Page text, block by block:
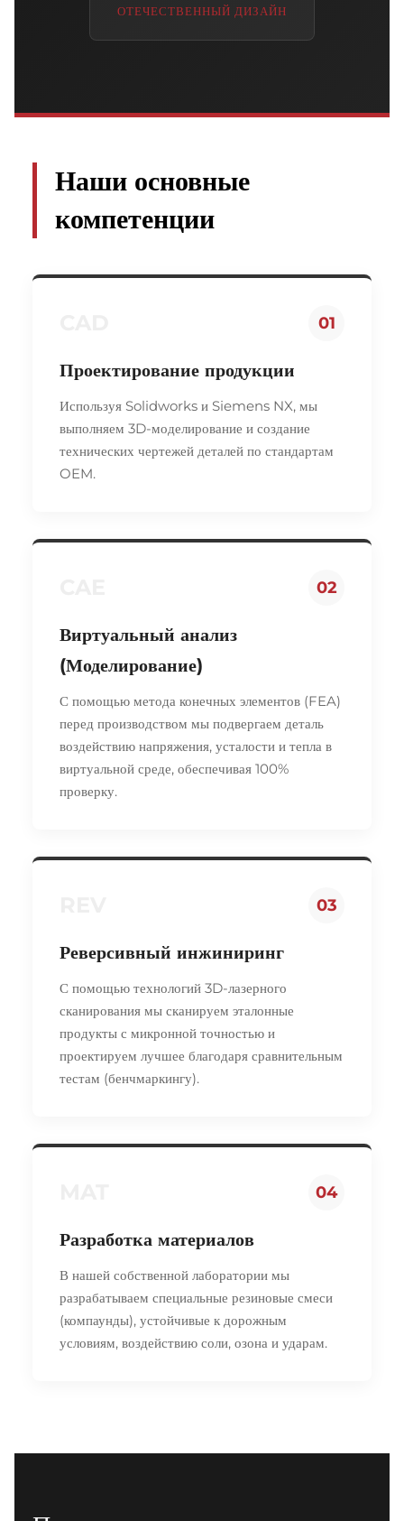
ОТЕЧЕСТВЕННЫЙ ДИЗАЙН
Наши основные
компетенции
01
Проектирование продукции
Используя Solidworks и Siemens NX, мы
выполняем 3D-моделирование и создание
технических чертежей деталей по стандартам
OEM.
02
Виртуальный анализ
(Моделирование)
С помощью метода конечных элементов (FEA)
перед производством мы подвергаем деталь
воздействию напряжения, усталости и тепла в
виртуальной среде, обеспечивая 100%
проверку.
03
Реверсивный инжиниринг
С помощью технологий 3D-лазерного
сканирования мы сканируем эталонные
продукты с микронной точностью и
проектируем лучшее благодаря сравнительным
тестам (бенчмаркингу).
04
Разработка материалов
В нашей собственной лаборатории мы
разрабатываем специальные резиновые смеси
(компаунды), устойчивые к дорожным
условиям, воздействию соли, озона и ударам.